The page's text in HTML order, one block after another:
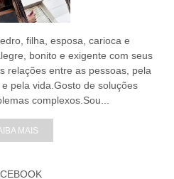
filha, esposa, carioca e
bonito e exigente com seus
relações entre as pessoas, pela
pela vida.Gosto de soluções
complexos.Sou...
MAIS